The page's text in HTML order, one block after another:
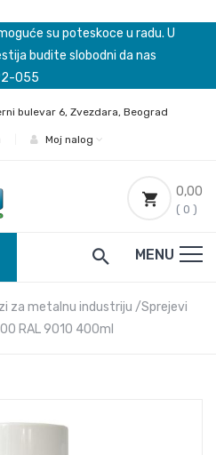
su poteskoce u radu. U
budite slobodni da nas
055
bulevar 6, Zvezdara, Beograd
Moj nalog
0,00
( 0 )
MENU
za metalnu industriju
Sprejevi
RAL 9010 400ml